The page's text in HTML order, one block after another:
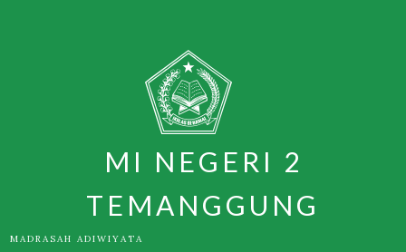
MI NEGERI 2
TEMANGGUNG
MADRASAH ADIWIYATA